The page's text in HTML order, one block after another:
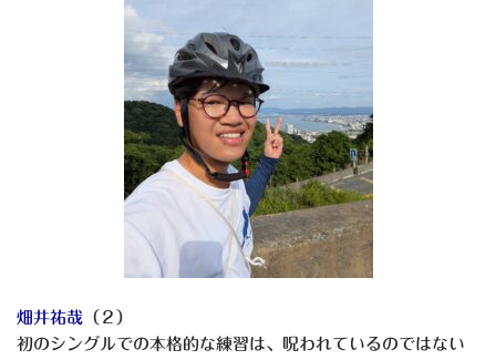
畑井祐哉 （２）
初のシングルでの本格的な練習は、呪われているのではない